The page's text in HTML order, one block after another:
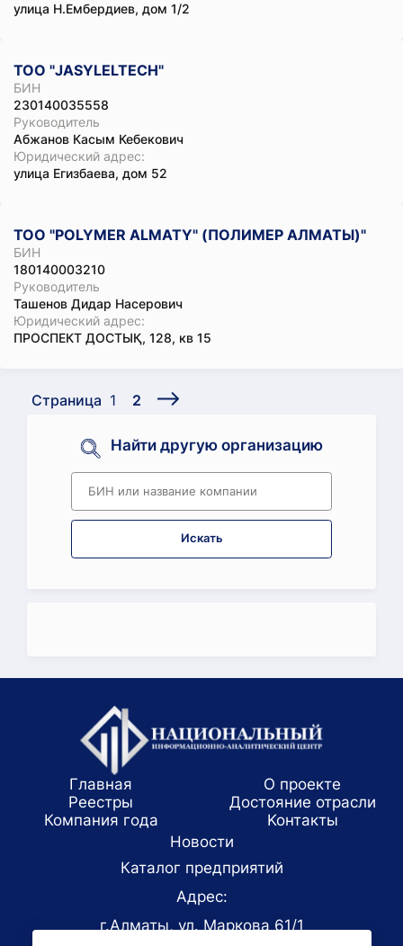
улица Н.Ембердиев, дом 1/2
ТОО "JASYLELTECH"
БИН
230140035558
Руководитель
Абжанов Касым Кебекович
Юридический адрес:
улица Егизбаева, дом 52
ТОО "POLYMER ALMATY" (ПОЛИМЕР АЛМАТЫ)"
БИН
180140003210
Руководитель
Ташенов Дидар Насерович
Юридический адрес:
ПРОСПЕКТ ДОСТЫҚ, 128, кв 15
Страница 1 2
Найти другую организацию
Искать
Главная
О проекте
Реестры
Достояние отрасли
Компания года
Koнтaкты
Новости
Каталог предприятий
Адрес:
г.Алматы, ул. Маркова 61/1